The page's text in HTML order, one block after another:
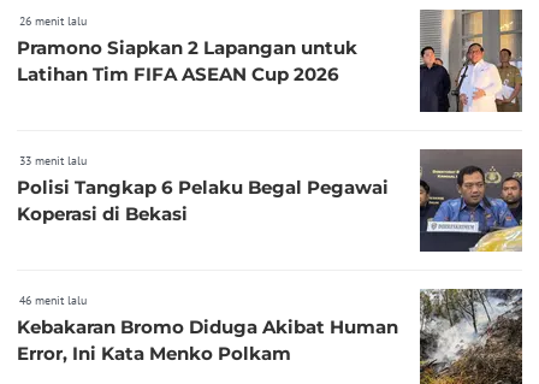
26 menit lalu
Pramono Siapkan 2 Lapangan untuk
Latihan Tim FIFA ASEAN Cup 2026
33 menit lalu
Polisi Tangkap 6 Pelaku Begal Pegawai
Koperasi di Bekasi
46 menit lalu
Kebakaran Bromo Diduga Akibat Human
Error, Ini Kata Menko Polkam